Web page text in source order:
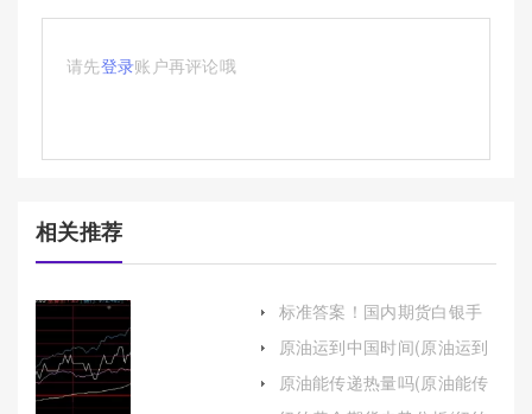
请先登录账户再评论哦
相关推荐
标准答案！国内期货白银手
续费(国内期货白银手续费怎
么算)
原油运到中国时间(原油运到
中国时间多久)
原油能传递热量吗(原油能传
递热量吗为什么)